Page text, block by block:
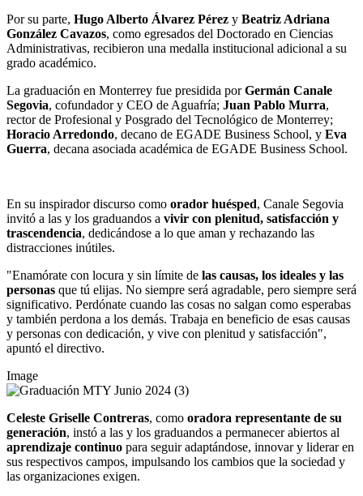
Por su parte, Hugo Alberto Álvarez Pérez y Beatriz Adriana
González Cavazos, como egresados del Doctorado en Ciencias
Administrativas, recibieron una medalla institucional adicional a su
grado académico.
La graduación en Monterrey fue presidida porGermán Canale
Segovia, cofundador y CEO de Aguafría; Juan Pablo Murra,
rector de Profesional y Posgrado del Tecnológico de Monterrey;
Horacio Arredondo, decano de EGADE Business School, y Eva
Guerra, decana asociada académica de EGADE Business School.
En su inspirador discurso como orador huésped, Canale Segovia
invitó a las y los graduandos a vivir con plenitud, satisfacción y
trascendencia, dedicándose a lo que aman y rechazando las
distracciones inútiles.
"Enamórate con locura y sin límite de las causas, los ideales y las
personas que tú elijas. No siempre será agradable, pero siempre será
significativo. Perdónate cuando las cosas no salgan como esperabas
y también perdona a los demás. Trabaja en beneficio de esas causas
y personas con dedicación, y vive con plenitud y satisfacción",
apuntó el directivo.
Image
Celeste Griselle Contreras, como oradora representante de su
generación, instó a las y los graduandos a permanecer abiertos al
aprendizaje continuo para seguir adaptándose, innovar y liderar en
sus respectivos campos, impulsando los cambios que la sociedad y
las organizaciones exigen.